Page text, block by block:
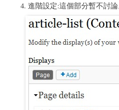
4. 進階設定:這個部分暫不討論